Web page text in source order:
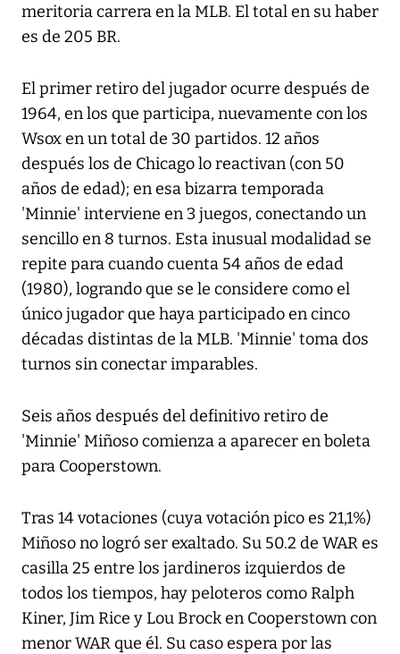
meritoria carrera en la MLB. El total en su haber
es de 205 BR.
El primer retiro del jugador ocurre después de
1964, en los que participa, nuevamente con los
Wsox en un total de 30 partidos. 12 años
después los de Chicago lo reactivan (con 50
años de edad); en esa bizarra temporada
'Minnie' interviene en 3 juegos, conectando un
sencillo en 8 turnos. Esta inusual modalidad se
repite para cuando cuenta 54 años de edad
(1980), logrando que se le considere como el
único jugador que haya participado en cinco
décadas distintas de la MLB. 'Minnie' toma dos
turnos sin conectar imparables.
Seis años después del definitivo retiro de
'Minnie' Miñoso comienza a aparecer en boleta
para Cooperstown.
Tras 14 votaciones (cuya votación pico es 21,1%)
Miñoso no logró ser exaltado. Su 50.2 de WAR es
casilla 25 entre los jardineros izquierdos de
todos los tiempos, hay peloteros como Ralph
Kiner, Jim Rice y Lou Brock en Cooperstown con
menor WAR que él. Su caso espera por las